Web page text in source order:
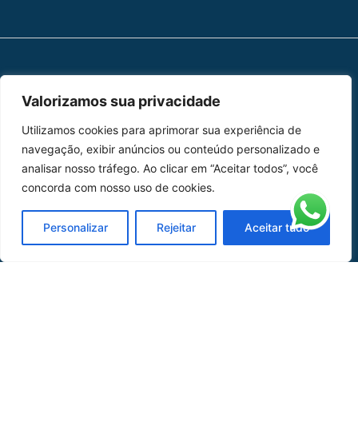
Valorizamos sua privacidade
Utilizamos cookies para aprimorar sua experiência de
navegação, exibir anúncios ou conteúdo personalizado e
analisar nosso tráfego. Ao clicar em “Aceitar todos”, você
concorda com nosso uso de cookies.
Personalizar Rejeitar Aceitar tudo
Peças
Catálogo de Aplicações
Oficina de Mangueiras